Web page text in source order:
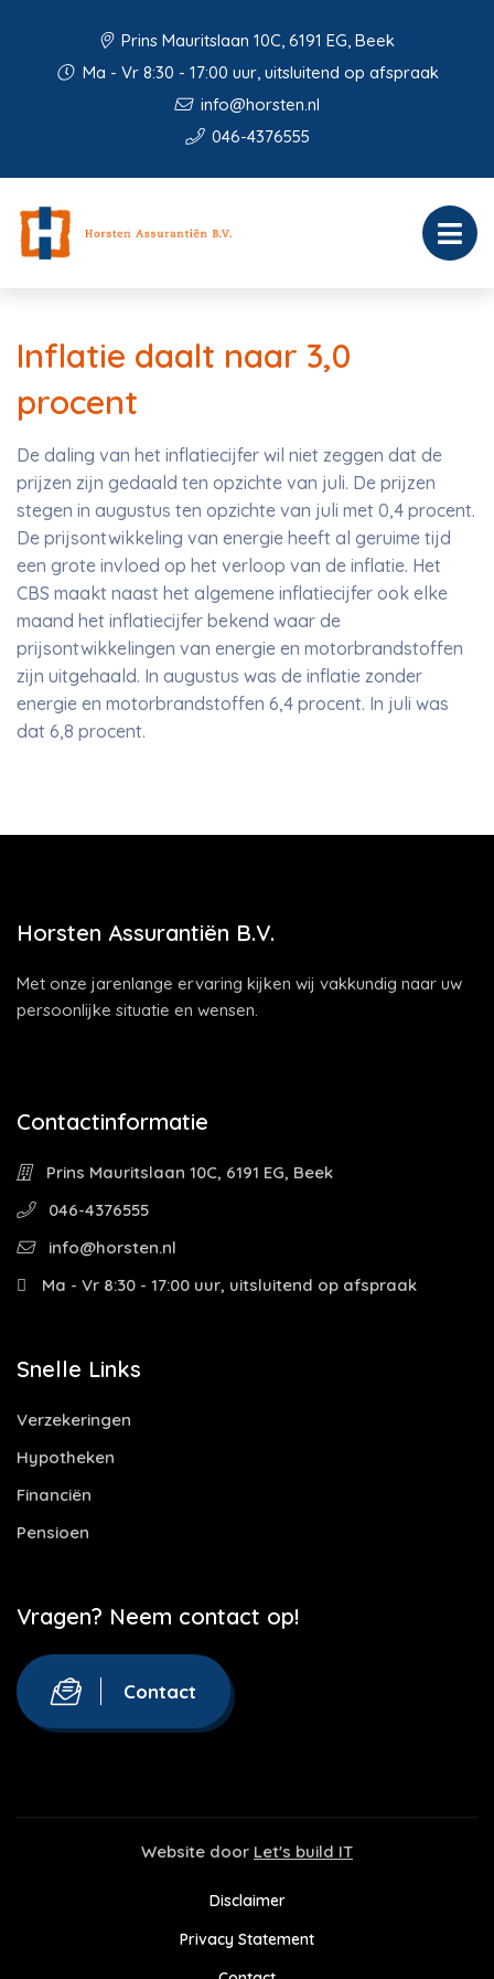
Prins Mauritslaan 10C, 6191 EG, Beek
Ma - Vr 8:30 - 17:00 uur, uitsluitend op afspraak
info@horsten.nl
046-4376555
Inflatie daalt naar 3,0
procent
De daling van het inflatiecijfer wil niet zeggen dat de
prijzen zijn gedaald ten opzichte van juli. De prijzen
stegen in augustus ten opzichte van juli met 0,4 procent.
De prijsontwikkeling van energie heeft al geruime tijd
een grote invloed op het verloop van de inflatie. Het
CBS maakt naast het algemene inflatiecijfer ook elke
maand het inflatiecijfer bekend waar de
prijsontwikkelingen van energie en motorbrandstoffen
zijn uitgehaald. In augustus was de inflatie zonder
energie en motorbrandstoffen 6,4 procent. In juli was
dat 6,8 procent.
Horsten Assurantiën B.V.
Met onze jarenlange ervaring kijken wij vakkundig naar uw
persoonlijke situatie en wensen.
Contactinformatie
Prins Mauritslaan 10C, 6191 EG, Beek
046-4376555
info@horsten.nl
Ma - Vr 8:30 - 17:00 uur, uitsluitend op afspraak
Snelle Links
Verzekeringen
Hypotheken
Financiën
Pensioen
Vragen? Neem contact op!
Contact
Website door Let's build IT
Disclaimer
Privacy Statement